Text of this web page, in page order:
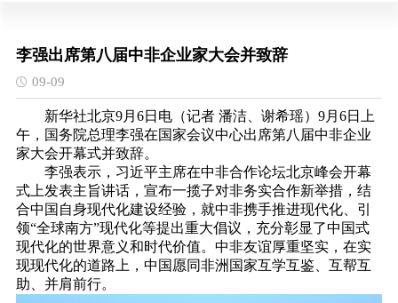
李强出席第八届中非企业家大会并致辞
09-09
新华社北京9月6日电（记者 潘洁、谢希瑶）9月6日上
午，国务院总理李强在国家会议中心出席第八届中非企业
家大会开幕式并致辞。
李强表示，习近平主席在中非合作论坛北京峰会开幕
式上发表主旨讲话，宣布一揽子对非务实合作新举措，结
合中国自身现代化建设经验，就中非携手推进现代化、引
领“全球南方”现代化等提出重大倡议，充分彰显了中国式
现代化的世界意义和时代价值。中非友谊厚重坚实，在实
现现代化的道路上，中国愿同非洲国家互学互鉴、互帮互
助、并肩前行。